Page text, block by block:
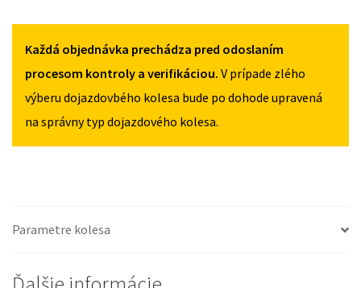
2011
135/80R16
5X108
Každá objednávka prechádza pred odoslaním
procesom kontroly a verifikáciou. V prípade zlého
výberu dojazdovbého kolesa bude po dohode upravená
na správny typ dojazdového kolesa.
Parametre kolesa